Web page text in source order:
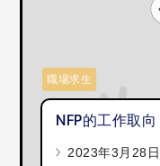
NFP的工作取向
2023年3月28日
職場求生